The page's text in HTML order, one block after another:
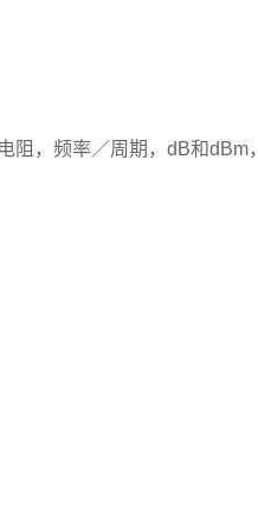
，频率／周期，dB和dBm